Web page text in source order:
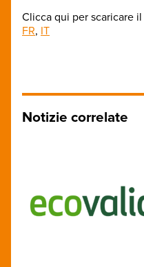
Clicca qui per scaricare
FR, IT
Notizie correlate